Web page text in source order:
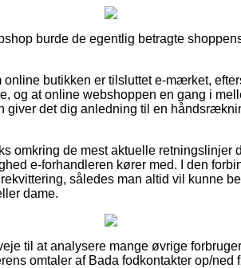
burde de egentlig betragte
butikken er tilsluttet e-mærket,
og at online webshoppen en gang i
det dig anledning til en
omkring de mest aktuelle retningslinjer
e-forhandleren kører med. I den
således man altid vil kunne
dame.
til at analysere mange øvrige
omtaler af Bada fodkontakter op/ned